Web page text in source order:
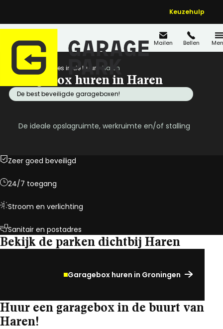
Keuzehulp
Mailen Bellen
Home Locaties in de buurt Haren
Garagebox huren in Haren
De best beveiligde garageboxen!
De ideale opslagruimte, werkruimte en/of stalling
Zeer goed beveiligd
24/7 toegang
Stroom en verlichting
Sanitair en postadres
Bekijk de parken dichtbij Haren
Garagebox huren in Groningen
Huur een garagebox in de buurt van
Haren!